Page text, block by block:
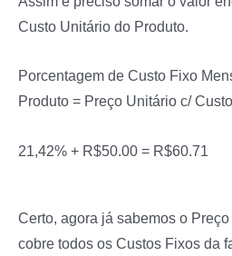
Custo Unitário do Produto.
Porcentagem de Custo Fixo
Produto = Preço Unitário c/
21,42% + R$50.00 = R$60.71
Certo, agora já sabemos o
cobre todos os Custos Fixos da